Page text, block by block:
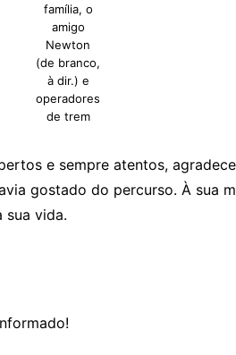
família, o
amigo
Newton
(de branco,
à dir.) e
operadores
de trem
e sempre atentos,
gostado do percurso. À sua
sua vida.